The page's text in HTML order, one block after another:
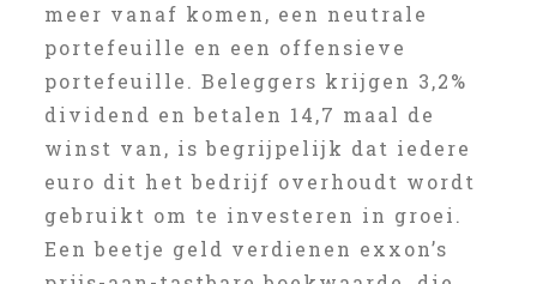
meer vanaf komen, een neutrale
portefeuille en een offensieve
portefeuille. Beleggers krijgen 3,2%
dividend en betalen 14,7 maal de
winst van, is begrijpelijk dat iedere
euro dit het bedrijf overhoudt wordt
gebruikt om te investeren in groei.
Een beetje geld verdienen exxon’s